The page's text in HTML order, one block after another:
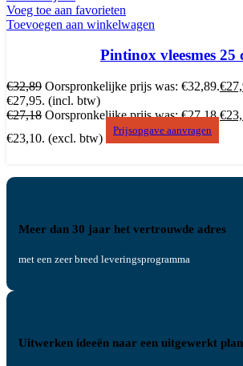
Voeg toe aan favorieten
Toevoegen aan winkelwagen
Pintinox vleesmes 25
€32,89 Oorspronkelijke prijs was: €32,89.€
€27,95. (incl. btw)
€27,18 Oorspronkelijke prijs was: €27,18.€
€23,10. (excl. btw)
Prijsopgave aanvragen
Meer dan 30 jaar het vertrouwde adres
met een zeer breed leveringsprogramma
Uitwerken ideeën naar een uitgewerkt plan